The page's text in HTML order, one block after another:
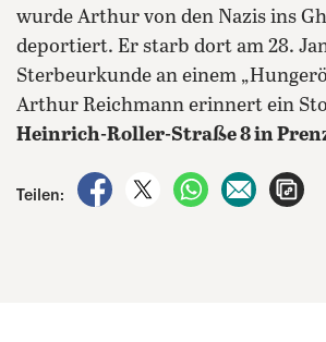
wurde Arthur von den Nazis ins
deportiert. Er starb dort am 28.
Sterbeurkunde an einem
Arthur Reichmann erinnert ein
Heinrich-Roller-Straße 8 in
Teilen:
auf Facebook teilen
auf X teilenper WhatsApp
per E-